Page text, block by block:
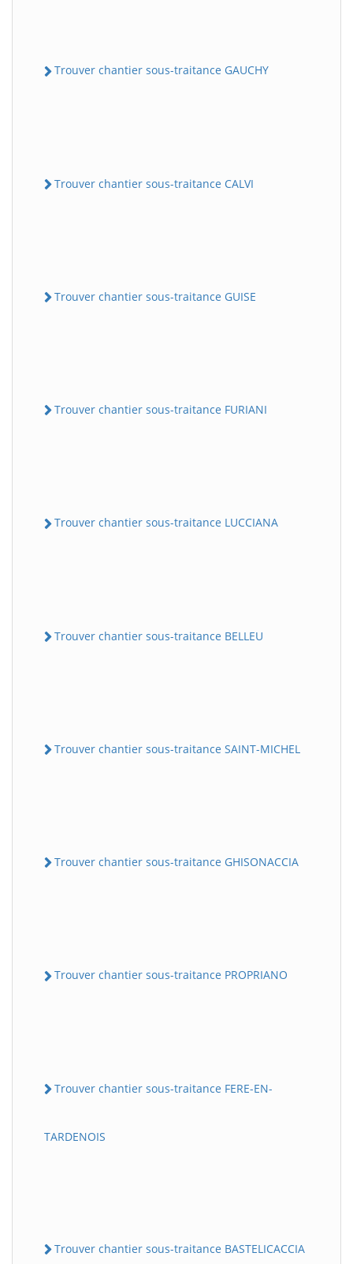
Trouver chantier sous-traitance GAUCHY
Trouver chantier sous-traitance CALVI
Trouver chantier sous-traitance GUISE
Trouver chantier sous-traitance FURIANI
Trouver chantier sous-traitance LUCCIANA
Trouver chantier sous-traitance BELLEU
Trouver chantier sous-traitance SAINT-MICHEL
Trouver chantier sous-traitance GHISONACCIA
Trouver chantier sous-traitance PROPRIANO
Trouver chantier sous-traitance FERE-EN-
TARDENOIS
Trouver chantier sous-traitance BASTELICACCIA